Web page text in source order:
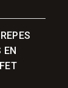
EN